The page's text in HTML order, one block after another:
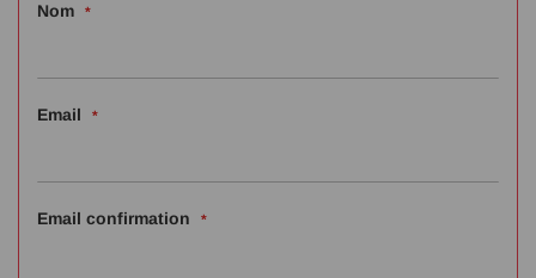
Nom
Email
Email confirmation